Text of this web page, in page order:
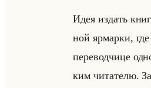
Идея из­дать
ной яр­мар­ки,
пе­ре­вод­чи­це
ким чи­та­те­лю.